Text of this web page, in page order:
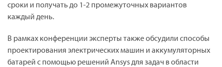
сроки и получать до 1-2 промежуточных вариантов
каждый день.
В рамках конференции эксперты также обсудили способы
проектирования электрических машин и аккумуляторных
батарей с помощью решений Ansys для задач в области